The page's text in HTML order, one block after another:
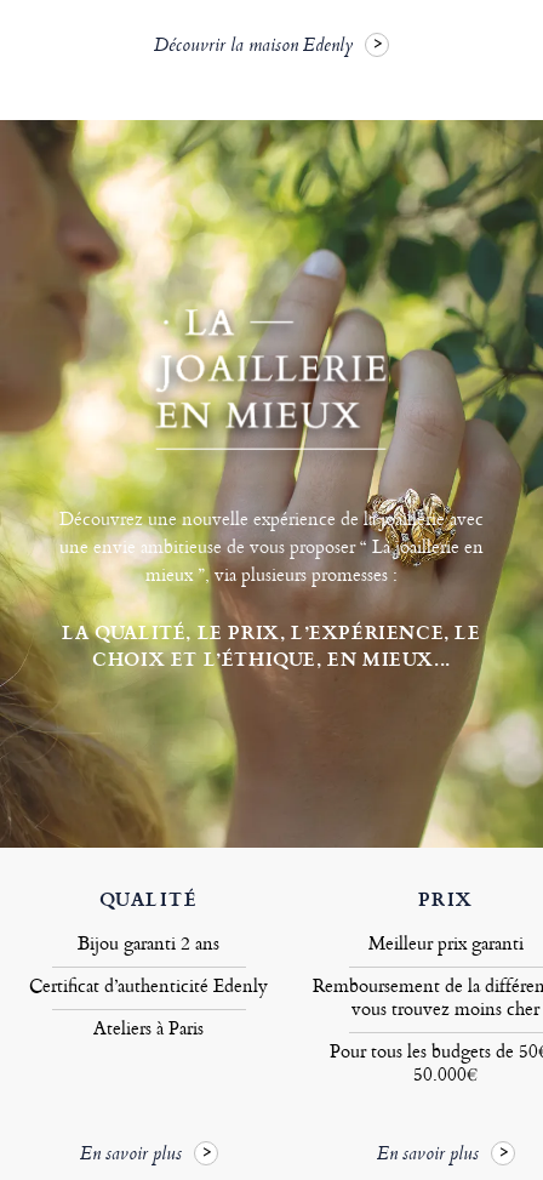
Découvrir la maison Edenly
Découvrez une nouvelle expérience de la joaillerie avec
une envie ambitieuse de vous proposer “ La joaillerie en
mieux ”, via plusieurs promesses :
LA QUALITÉ, LE PRIX, L’EXPÉRIENCE, LE
CHOIX ET L’ÉTHIQUE, EN MIEUX...
QUALITÉ
Bijou garanti 2 ans
Certificat d’authenticité Edenly
Ateliers à Paris
En savoir plus
PRIX
Meilleur prix garanti
Remboursement de la
vous trouvez moins cher
Pour tous les budgets de
50.000€
En savoir plus